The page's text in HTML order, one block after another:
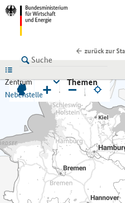
zurück zur
Zentrum
Nebenstelle
Themen
+ −